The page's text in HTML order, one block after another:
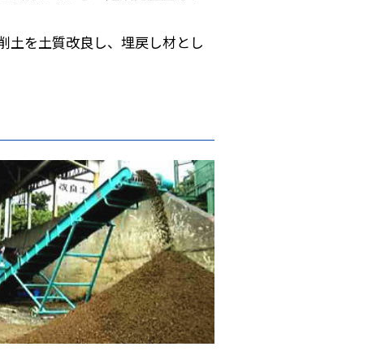
土を土質改良し、埋戻し材とし